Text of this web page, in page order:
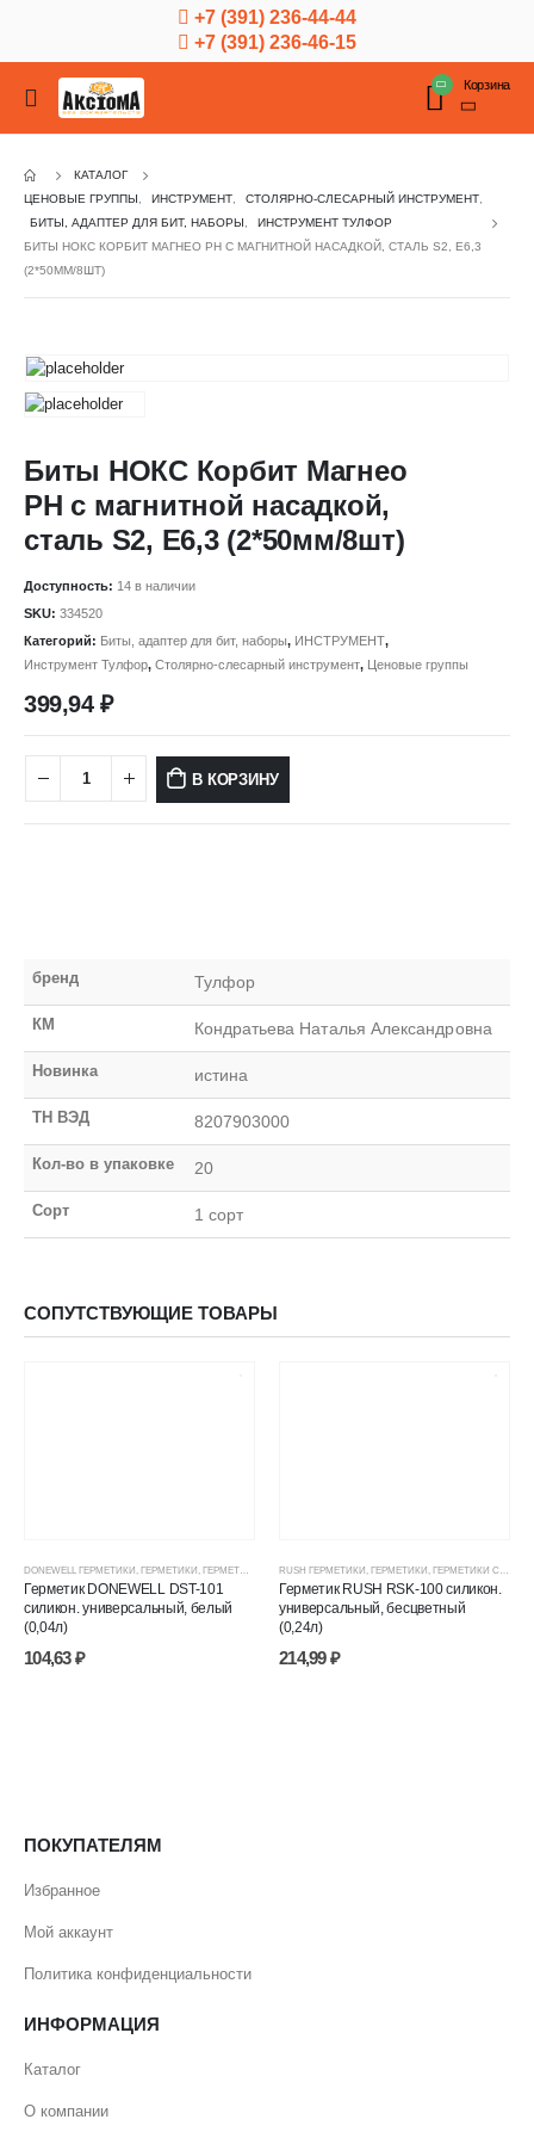
+7 (391) 236-44-44
+7 (391) 236-46-15
Корзина
КАТАЛОГ
ЦЕНОВЫЕ ГРУППЫ
ИНСТРУМЕНТ СТОЛЯРНО-СЛЕСАРНЫЙ ИНСТРУМЕНТ
БИТЫ, АДАПТЕР ДЛЯ БИТ, НАБОРЫ
ИНСТРУМЕНТ ТУЛФОР
БИТЫ НОКС КОРБИТ МАГНЕО PH С МАГНИТНОЙ НАСАДКОЙ, СТАЛЬ S2, Е6,3
(2*50ММ/8ШТ)
Биты НОКС Корбит Магнео
PH с магнитной насадкой,
сталь S2, Е6,3 (2*50мм/8шт)
Доступность: 14 в наличии
SKU: 334520
Категорий: Биты, адаптер для бит, наборы, ИНСТРУМЕНТ,
Инструмент Тулфор, Столярно-слесарный инструмент, Ценовые группы
399,94₽
В КОРЗИНУ
бренд Тулфор
КМ Кондратьева Наталья Александровна
Новинка истина
ТН ВЭД 8207903000
Кол-во в упаковке 20
Сорт 1 сорт
СОПУТСТВУЮЩИЕ ТОВАРЫ
DONEWELL ГЕРМЕТИКИ ГЕРМЕТИКИ ГЕРМЕТИКИ СИЛИКОНОВЫЕ ,ГЕРМЕТИКИ, КЛЕИ, ПЕНЫ,ЦЕНОВЫЕ
Герметик DONEWELL DST-101
силикон. универсальный, белый
(0,04л)
104,63₽
RUSH ГЕРМЕТИКИ ГЕРМЕТИКИ ГЕРМЕТИКИ СИЛИКОНОВЫЕ
Герметик RUSH RSK-100 силикон.
универсальный, бесцветный
(0,24л)
214,99₽
ПОКУПАТЕЛЯМ
Избранное
Мой аккаунт
Политика конфиденциальности
ИНФОРМАЦИЯ
Каталог
О компании